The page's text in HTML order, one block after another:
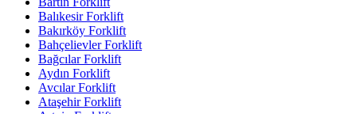
Balıkesir Forklift
Bakırköy Forklift
Bahçelievler Forklift
Bağcılar Forklift
Aydın Forklift
Avcılar Forklift
Ataşehir Forklift